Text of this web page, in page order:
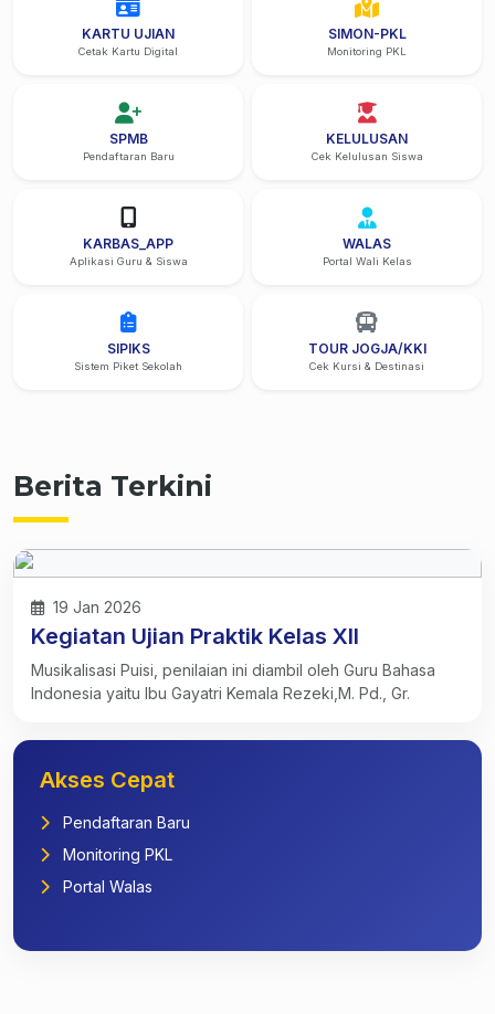
KARTU UJIAN
Cetak Kartu Digital
SIMON-PKL
Monitoring PKL
SPMB
Pendaftaran Baru
KELULUSAN
Cek Kelulusan Siswa
KARBAS_APP
Aplikasi Guru & Siswa
WALAS
Portal Wali Kelas
SIPIKS
Sistem Piket Sekolah
TOUR JOGJA/KKI
Cek Kursi & Destinasi
Berita Terkini
19 Jan 2026
Kegiatan Ujian Praktik Kelas XII
Musikalisasi Puisi, penilaian ini diambil oleh Guru Bahasa
Indonesia yaitu Ibu Gayatri Kemala Rezeki,M. Pd., Gr.
Akses Cepat
Pendaftaran Baru
Monitoring PKL
Portal Walas